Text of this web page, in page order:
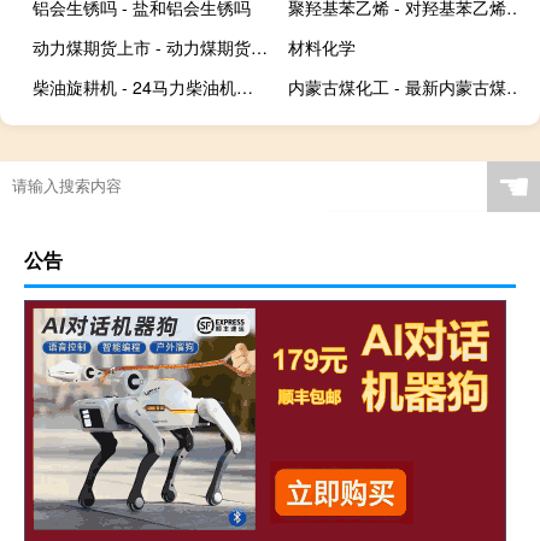
铝会生锈吗 - 盐和铝会生锈吗
聚羟基苯乙烯 - 对羟基苯乙烯是否危化品
动力煤期货上市 - 动力煤期货在哪里看
材料化学
柴油旋耕机 - 24马力柴油机旋耕机
内蒙古煤化工 - 最新内蒙古煤化工项目
☚
公告